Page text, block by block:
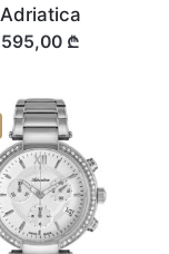
Adriatica
595,00 ₾